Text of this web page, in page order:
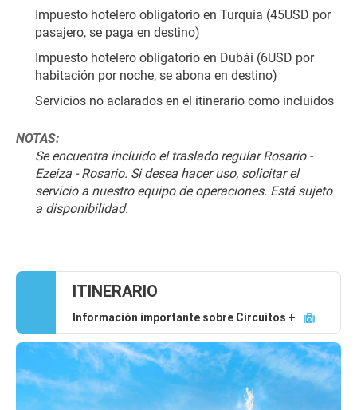
Impuesto hotelero obligatorio en Turquía (45USD por
pasajero, se paga en destino)
Impuesto hotelero obligatorio en Dubái (6USD por
habitación por noche, se abona en destino)
Servicios no aclarados en el itinerario como incluidos
NOTAS:
Se encuentra incluido el traslado regular Rosario -
Ezeiza - Rosario. Si desea hacer uso, solicitar el
servicio a nuestro equipo de operaciones. Está sujeto
a disponibilidad.
ITINERARIO
Información importante sobre Circuitos +